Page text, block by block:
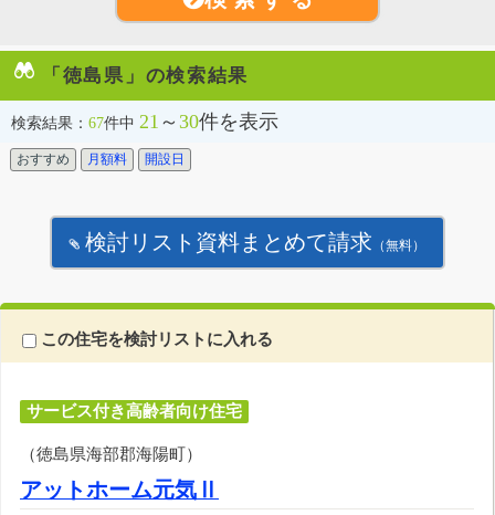
「徳島県」の検索結果
検索結果： 67件中 21 ～ 30件を表示
おすすめ 月額料 開設日
検討リスト資料まとめて請求 （無料）
この住宅を検討リストに入れる
サービス付き高齢者向け住宅
（徳島県海部郡海陽町）
アットホーム元気Ⅱ